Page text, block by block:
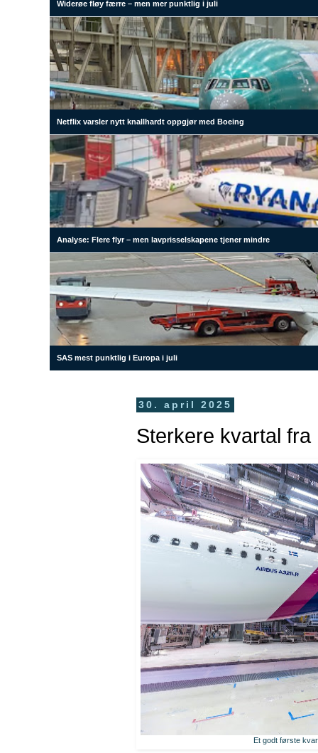
Widerøe fløy færre – men mer punktlig i juli
Netflix varsler nytt knallhardt oppgjør med Boeing
Analyse: Flere flyr – men lavprisselskapene tjener mindre
SAS mest punktlig i Europa i juli
30. april 2025
Sterkere kvartal fra
Et godt første